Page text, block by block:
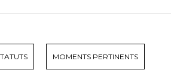
MOMENTS PERTINENTS